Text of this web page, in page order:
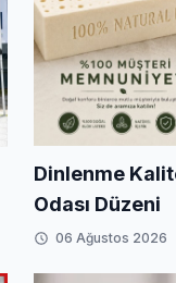
Dinlenme
Odası Düzeni
06 Ağustos 2026